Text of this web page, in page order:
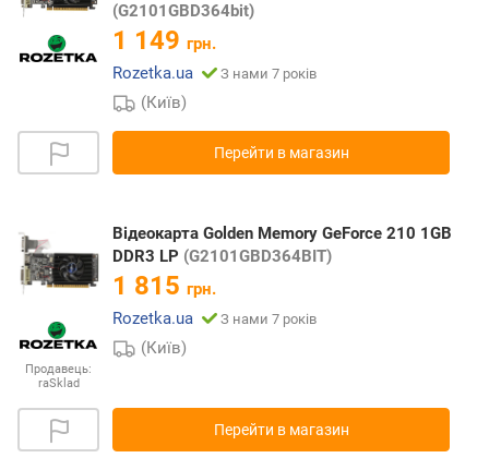
(G2101GBD364bit)
1 149 грн.
Rozetka.ua
З нами 7 років
(Київ)
Перейти в магазин
Продавець:
raSklad
Відеокарта Golden Memory GeForce 210 1GB
DDR3 LP (G2101GBD364BIT)
1 815 грн.
Rozetka.ua
З нами 7 років
(Київ)
Перейти в магазин